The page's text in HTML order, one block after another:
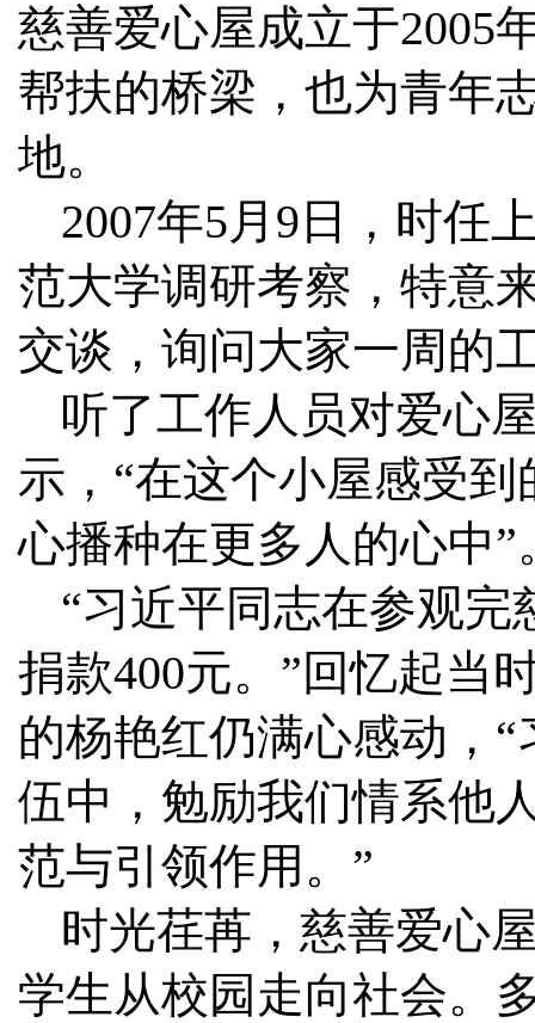
慈善爱心屋成立于2005
帮扶的桥梁，也为青年
地。
2007年5月9日，时任
范大学调研考察，特意
交谈，询问大家一周的
听了工作人员对爱心
示，“在这个小屋感受
心播种在更多人的心中”
“习近平同志在参观
捐款400元。”回忆起当
的杨艳红仍满心感动，
伍中，勉励我们情系他
范与引领作用。”
时光荏苒，慈善爱心
学生从校园走向社会。